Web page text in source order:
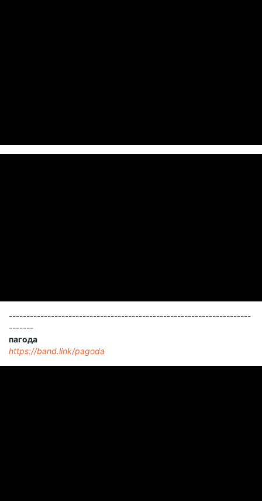
---------------------------------------------------------------------
-------
пагода
https://band.link/pagoda